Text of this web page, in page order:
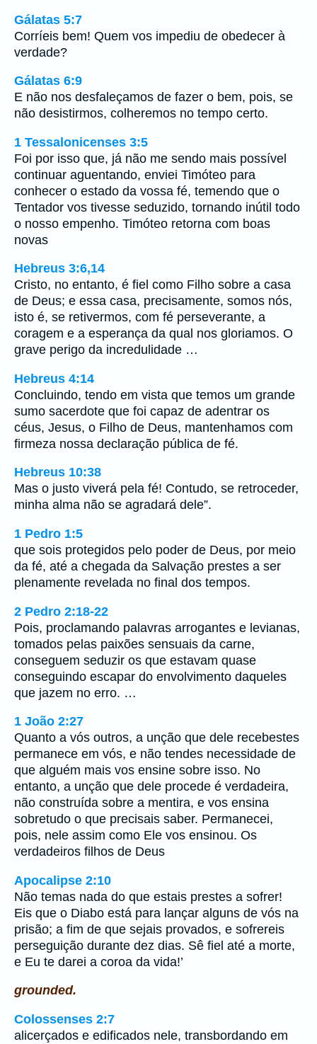
Gálatas 5:7
Corríeis bem! Quem vos impediu de obedecer à
verdade?
Gálatas 6:9
E não nos desfaleçamos de fazer o bem, pois, se
não desistirmos, colheremos no tempo certo.
1 Tessalonicenses 3:5
Foi por isso que, já não me sendo mais possível
continuar aguentando, enviei Timóteo para
conhecer o estado da vossa fé, temendo que o
Tentador vos tivesse seduzido, tornando inútil todo
o nosso empenho. Timóteo retorna com boas
novas
Hebreus 3:6,14
Cristo, no entanto, é fiel como Filho sobre a casa
de Deus; e essa casa, precisamente, somos nós,
isto é, se retivermos, com fé perseverante, a
coragem e a esperança da qual nos gloriamos. O
grave perigo da incredulidade …
Hebreus 4:14
Concluindo, tendo em vista que temos um grande
sumo sacerdote que foi capaz de adentrar os
céus, Jesus, o Filho de Deus, mantenhamos com
firmeza nossa declaração pública de fé.
Hebreus 10:38
Mas o justo viverá pela fé! Contudo, se retroceder,
minha alma não se agradará dele”.
1 Pedro 1:5
que sois protegidos pelo poder de Deus, por meio
da fé, até a chegada da Salvação prestes a ser
plenamente revelada no final dos tempos.
2 Pedro 2:18-22
Pois, proclamando palavras arrogantes e levianas,
tomados pelas paixões sensuais da carne,
conseguem seduzir os que estavam quase
conseguindo escapar do envolvimento daqueles
que jazem no erro. …
1 João 2:27
Quanto a vós outros, a unção que dele recebestes
permanece em vós, e não tendes necessidade de
que alguém mais vos ensine sobre isso. No
entanto, a unção que dele procede é verdadeira,
não construída sobre a mentira, e vos ensina
sobretudo o que precisais saber. Permanecei,
pois, nele assim como Ele vos ensinou. Os
verdadeiros filhos de Deus
Apocalipse 2:10
Não temas nada do que estais prestes a sofrer!
Eis que o Diabo está para lançar alguns de vós na
prisão; a fim de que sejais provados, e sofrereis
perseguição durante dez dias. Sê fiel até a morte,
e Eu te darei a coroa da vida!’
grounded.
Colossenses 2:7
alicerçados e edificados nele, transbordando em